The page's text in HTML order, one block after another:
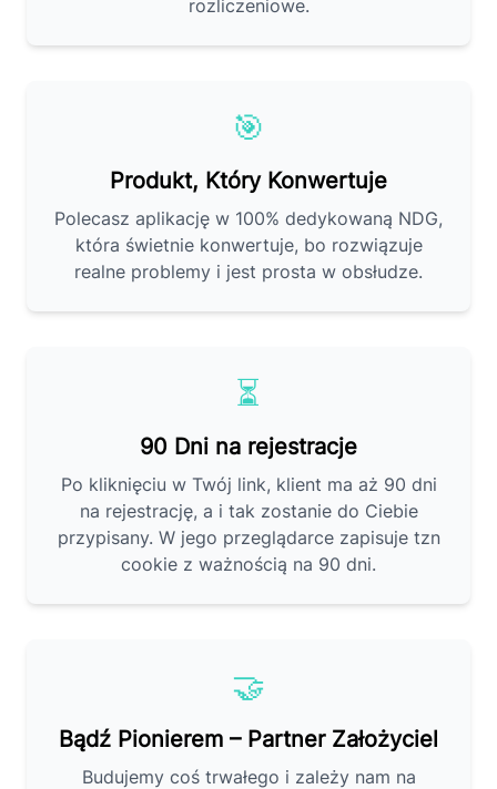
rozliczeniowe.
🎯
Produkt, Który Konwertuje
Polecasz aplikację w 100% dedykowaną NDG,
która świetnie konwertuje, bo rozwiązuje
realne problemy i jest prosta w obsłudze.
⏳
90 Dni na rejestracje
Po kliknięciu w Twój link, klient ma aż 90 dni
na rejestrację, a i tak zostanie do Ciebie
przypisany. W jego przeglądarce zapisuje tzn
cookie z ważnością na 90 dni.
🤝
Bądź Pionierem – Partner Założyciel
Budujemy coś trwałego i zależy nam na